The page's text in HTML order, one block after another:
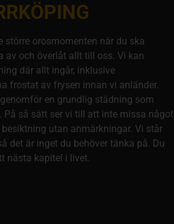
större orosmomenten när du ska
av och överlåt allt till oss. Vi kan
där allt ingår, inklusive
frostat av frysen innan vi anländer.
en grundlig städning som
så sätt ser vi till att inte missa något
utan anmärkningar. Vi står
det är inget du behöver tänka på. Du
nästa kapitel i livet.